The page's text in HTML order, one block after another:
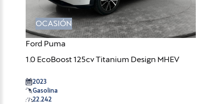
OCASIÓN
Ford Puma
1.0 EcoBoost 125cv Titanium Design MHEV
2023
Gasolina
22.242